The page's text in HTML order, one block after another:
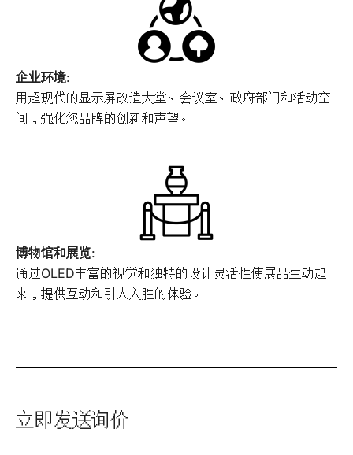
企业环境:
用超现代的显示屏改造大堂、会议室、政府部门和活动空
间，强化您品牌的创新和声望。
博物馆和展览:
通过OLED丰富的视觉和独特的设计灵活性使展品生动起
来，提供互动和引人入胜的体验。
立即发送询价